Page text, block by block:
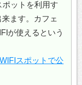
ポットを利用す
ます。カフェ
が使えるという
スポットで公